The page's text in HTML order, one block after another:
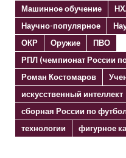
Машинное обучение
Научно-популярное
ОКР
Оружие
ПВО
РПЛ (чемпионат России
Роман Костомаров
искусственный интеллект
сборная России по
технологии
фигурное